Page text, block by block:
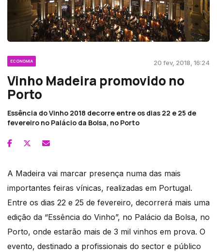
ECONOMIA 20 fev, 2018, 16:24
Vinho Madeira promovido no
Porto
Essência do Vinho 2018 decorre entre os dias 22 e 25 de
fevereiro no Palácio da Bolsa, no Porto
A Madeira vai marcar presença numa das mais
importantes feiras vínicas, realizadas em Portugal.
Entre os dias 22 e 25 de fevereiro, decorrerá mais uma
edição da “Essência do Vinho”, no Palácio da Bolsa, no
Porto, onde estarão mais de 3 mil vinhos em prova. O
evento, destinado a profissionais do sector e público